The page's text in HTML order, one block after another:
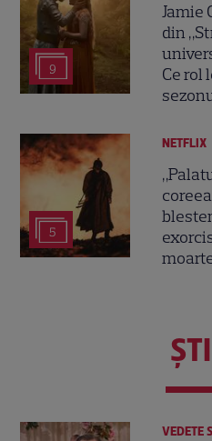
9
Jamie
din
Ce rol
5
NETFLIX
VEDETE